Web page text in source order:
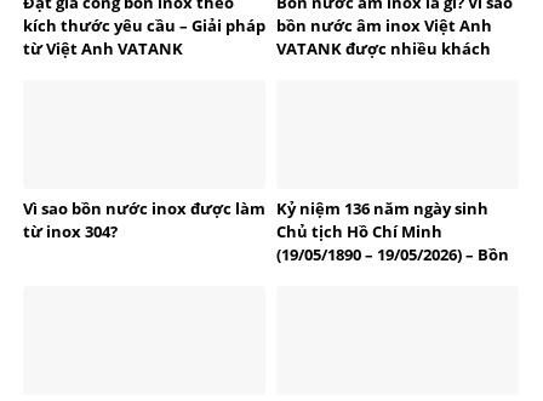
kích thước yêu cầu – Giải pháp
từ Việt Anh VATANK
bồn nước âm inox Việt Anh
VATANK được nhiều khách
Vì sao bồn nước inox được làm
từ inox 304?
Kỷ niệm 136 năm ngày sinh
Chủ tịch Hồ Chí Minh
(19/05/1890 – 19/05/2026) – Bồn